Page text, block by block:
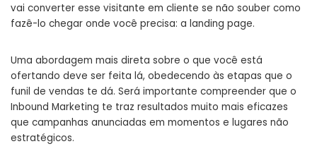
vai converter esse visitante em cliente se não souber como
fazê-lo chegar onde você precisa: a landing page.
Uma abordagem mais direta sobre o que você está
ofertando deve ser feita lá, obedecendo às etapas que o
funil de vendas te dá. Será importante compreender que o
Inbound Marketing te traz resultados muito mais eficazes
que campanhas anunciadas em momentos e lugares não
estratégicos.